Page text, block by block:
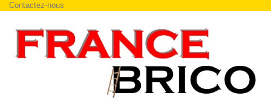
Contactez-nous